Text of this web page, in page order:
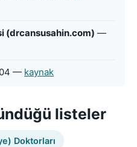
(drcansusahin.com) —
— kaynak
listeler
Doktorları